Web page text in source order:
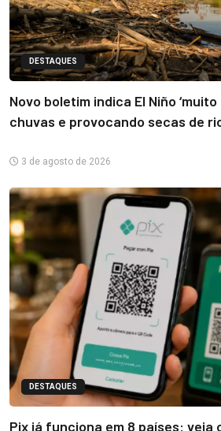
DESTAQUES
Novo boletim indica El Niño
chuvas e provocando secas de
3 de agosto de 2026
DESTAQUES
Pix já funciona em 8 países: veja